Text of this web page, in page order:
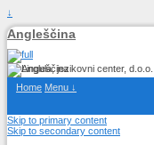
↓
Angleščina
Home Menu ↓
Skip to primary content
Skip to secondary content